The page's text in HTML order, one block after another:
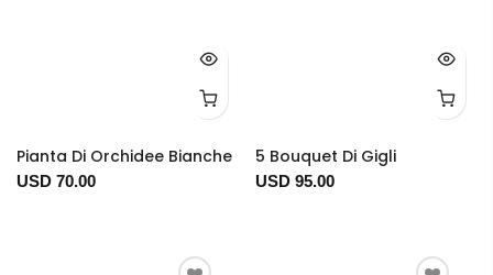
Pianta Di Orchidee Bianche
USD 70.00
5 Bouquet Di Gigli
USD 95.00